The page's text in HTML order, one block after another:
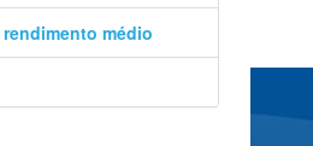
médio